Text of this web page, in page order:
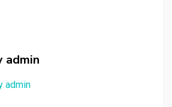
admin
admin